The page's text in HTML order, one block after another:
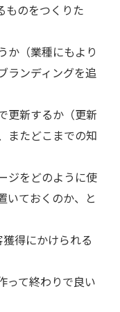
ものをつくりた
か（業種にもより
ランディングを追
更新するか（更新
またどこまでの知
ジをどのように使
いておくのか、と
得にかけられる
って終わりで良い